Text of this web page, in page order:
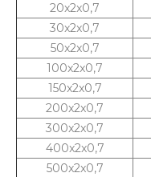
20x2x0,7
30x2x0,7
50x2x0,7
100x2x0,7
150x2x0,7
200x2x0,7
300x2x0,7
400x2x0,7
500x2x0,7